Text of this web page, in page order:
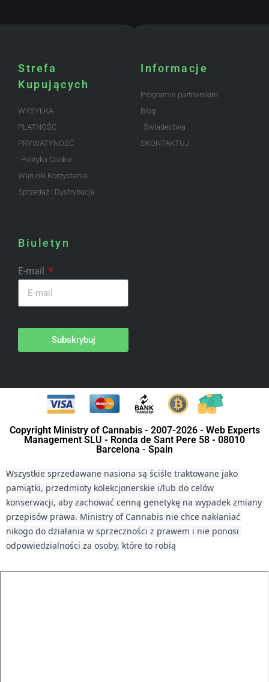
Strefa
Kupujących
WYSYŁKA
PŁATNOŚĆ
PRYWATYNOŚĆ
Polityka Cookie
Warunki Korzystania
Sprzedaż i Dystrybucja
Informacje
Programie partnerskim
Blog
Świadectwa
SKONTAKTUJ
Biuletyn
E-mail
Subskrybuj
Copyright Ministry of Cannabis - 2007-2026 - Web Experts
Management SLU - Ronda de Sant Pere 58 - 08010
Barcelona - Spain
Wszystkie sprzedawane nasiona są ściśle traktowane jako
pamiątki, przedmioty kolekcjonerskie i/lub do celów
konserwacji, aby zachować cenną genetykę na wypadek zmiany
przepisów prawa. Ministry of Cannabis nie chce nakłaniać
nikogo do działania w sprzeczności z prawem i nie ponosi
odpowiedzialności za osoby, które to robią